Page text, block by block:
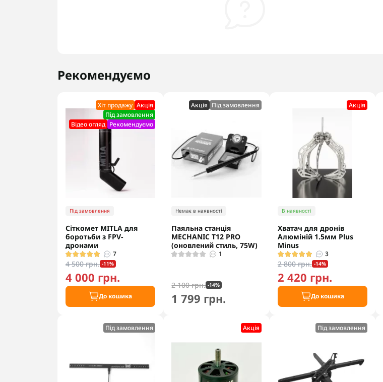
Рекомендуємо
Хіт продажу Акцiя
Під замовлення
Відео огляд Рекомендуємо
Під замовлення
Сіткомет MITLA для
боротьби з FPV-
дронами
7
4 500 грн. -11%
4 000 грн.
До кошика
Акцiя Під замовлення
Немає в наявності
Паяльна станція
MECHANIC T12 PRO
(оновлений стиль, 75W)
1
2 100 грн. -14%
1 799 грн.
Акцiя
В наявності
Хватач для дронів
Алюміній 1.5мм Plus
Minus
3
2 800 грн. -14%
2 420 грн.
До кошика
Під замовлення Акцiя Під замовлення